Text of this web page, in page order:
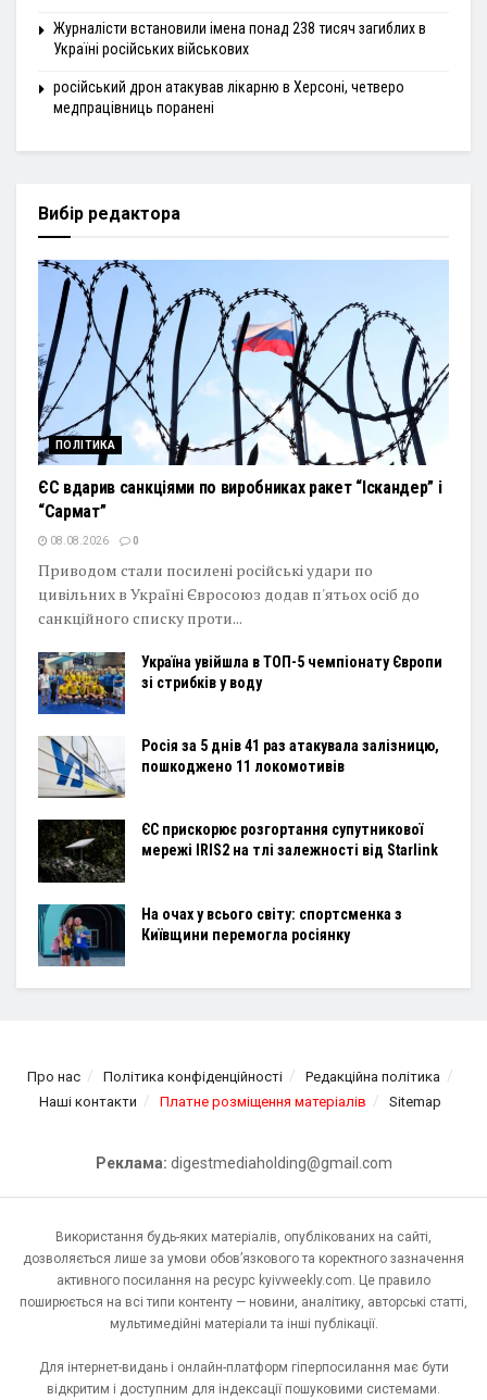
Журналісти встановили імена понад 238 тисяч загиблих в
Україні російських військових
російський дрон атакував лікарню в Херсоні, четверо
медпрацівниць поранені
Вибір редактора
ПОЛІТИКА
ЄС вдарив санкціями по виробниках ракет “Іскандер” і
“Сармат”
08.08.2026 0
Приводом стали посилені російські удари по
цивільних в Україні Євросоюз додав п'ятьох осіб до
санкційного списку проти...
Україна увійшла в ТОП-5 чемпіонату Європи
зі стрибків у воду
Росія за 5 днів 41 раз атакувала залізницю,
пошкоджено 11 локомотивів
ЄС прискорює розгортання супутникової
мережі IRIS2 на тлі залежності від Starlink
На очах у всього світу: спортсменка з
Київщини перемогла росіянку
Про нас Політика конфіденційності
Редакційна політика
Наші контакти
Платне розміщення матеріалів Sitemap
Реклама: digestmediaholding@gmail.com
Використання будь-яких матеріалів, опублікованих на сайті,
дозволяється лише за умови обов’язкового та коректного зазначення
активного посилання на ресурс kyivweekly.com. Це правило
поширюється на всі типи контенту — новини, аналітику, авторські статті,
мультимедійні матеріали та інші публікації.
Для інтернет-видань і онлайн-платформ гіперпосилання має бути
відкритим і доступним для індексації пошуковими системами.